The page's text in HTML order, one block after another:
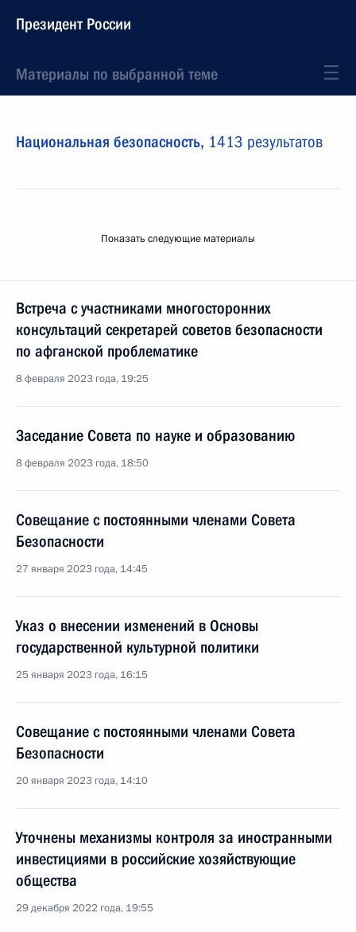
Президент России
Материалы по выбранной теме
Национальная безопасность, 1413 результатов
Показать следующие материалы
Встреча с участниками многосторонних
консультаций секретарей советов безопасности
по афганской проблематике
8 февраля 2023 года, 19:25
Заседание Совета по науке и образованию
8 февраля 2023 года, 18:50
Совещание с постоянными членами Совета
Безопасности
27 января 2023 года, 14:45
Указ о внесении изменений в Основы
государственной культурной политики
25 января 2023 года, 16:15
Совещание с постоянными членами Совета
Безопасности
20 января 2023 года, 14:10
Уточнены механизмы контроля за иностранными
инвестициями в российские хозяйствующие
общества
29 декабря 2022 года, 19:55